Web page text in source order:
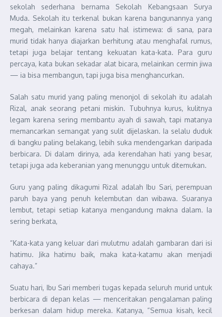
sekolah sederhana bernama Sekolah Kebangsaan Surya
Muda. Sekolah itu terkenal bukan karena bangunannya yang
megah, melainkan karena satu hal istimewa: di sana, para
murid tidak hanya diajarkan berhitung atau menghafal rumus,
tetapi juga belajar tentang kekuatan kata-kata. Para guru
percaya, kata bukan sekadar alat bicara, melainkan cermin jiwa
— ia bisa membangun, tapi juga bisa menghancurkan.
Salah satu murid yang paling menonjol di sekolah itu adalah
Rizal, anak seorang petani miskin. Tubuhnya kurus, kulitnya
legam karena sering membantu ayah di sawah, tapi matanya
memancarkan semangat yang sulit dijelaskan. Ia selalu duduk
di bangku paling belakang, lebih suka mendengarkan daripada
berbicara. Di dalam dirinya, ada kerendahan hati yang besar,
tetapi juga ada keberanian yang menunggu untuk ditemukan.
Guru yang paling dikagumi Rizal adalah Ibu Sari, perempuan
paruh baya yang penuh kelembutan dan wibawa. Suaranya
lembut, tetapi setiap katanya mengandung makna dalam. Ia
sering berkata,
“Kata-kata yang keluar dari mulutmu adalah gambaran dari isi
hatimu. Jika hatimu baik, maka kata-katamu akan menjadi
cahaya.”
Suatu hari, Ibu Sari memberi tugas kepada seluruh murid untuk
berbicara di depan kelas — menceritakan pengalaman paling
berkesan dalam hidup mereka. Katanya, “Semua kisah, kecil